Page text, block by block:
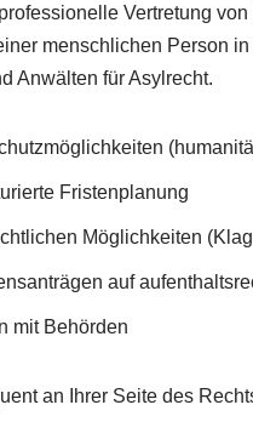
Vertretung
menschlichen Person
Anwälten für Asylrecht.
Fristenplanung
Möglichkeiten
auf
mit Behörden
an Ihrer Seite des